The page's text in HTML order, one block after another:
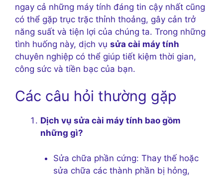
ngay cả những máy tính đáng tin cậy nhất cũng
có thể gặp trục trặc thỉnh thoảng, gây cản trở
năng suất và tiện lợi của chúng ta. Trong những
tình huống này, dịch vụ sửa cài máy tính
chuyên nghiệp có thể giúp tiết kiệm thời gian,
công sức và tiền bạc của bạn.
Các câu hỏi thường gặp
Dịch vụ sửa cài máy tính bao gồm
những gì?
Sửa chữa phần cứng: Thay thế hoặc
sửa chữa các thành phần bị hỏng,